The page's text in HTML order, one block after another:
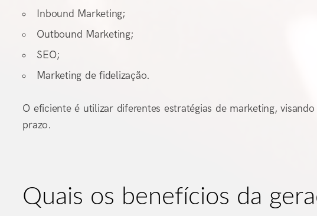
Inbound Marketing;
Outbound Marketing;
SEO;
Marketing de fidelização.
O eficiente é utilizar diferentes estratégias de marketing,
prazo.
Quais os benefícios da